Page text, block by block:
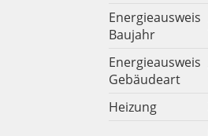
Energieausweis
Baujahr
Energieausweis
Gebäudeart
Heizung